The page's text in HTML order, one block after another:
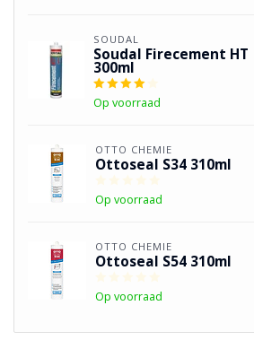
SOUDAL
Soudal Firecement HT
300ml
Op voorraad
OTTO CHEMIE
Ottoseal S34 310ml
Op voorraad
OTTO CHEMIE
Ottoseal S54 310ml
Op voorraad